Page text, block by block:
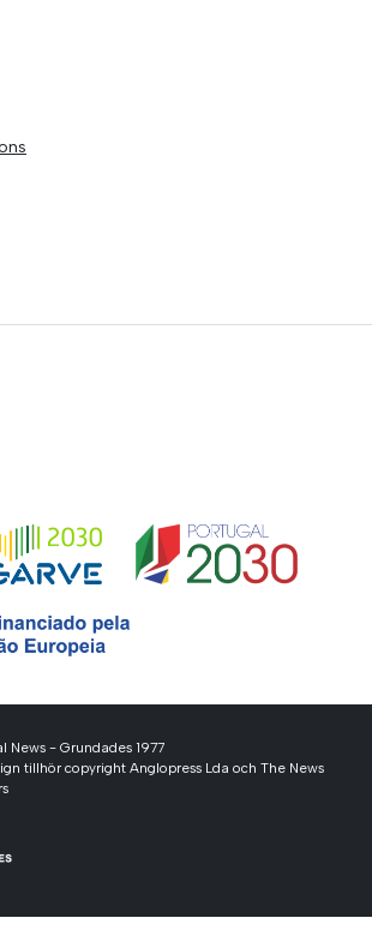
News - Grundades 1977
tillhör copyright Anglopress Lda och The News